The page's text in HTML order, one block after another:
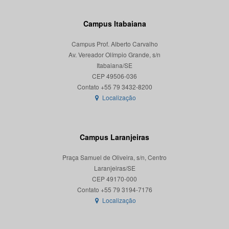
Campus Itabaiana
Campus Prof. Alberto Carvalho
Av. Vereador Olímpio Grande, s/n
Itabaiana/SE
CEP 49506-036
Localização
Campus Laranjeiras
Praça Samuel de Oliveira, s/n, Centro
Laranjeiras/SE
CEP 49170-000
Localização